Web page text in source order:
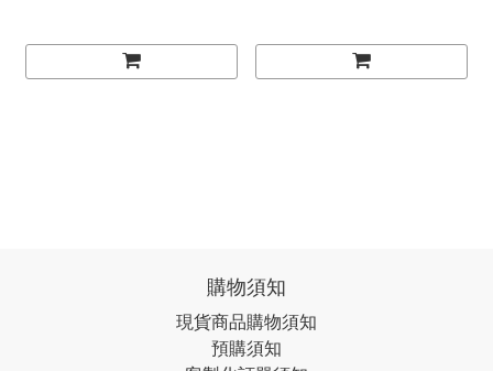
購物須知
現貨商品購物須知
預購須知